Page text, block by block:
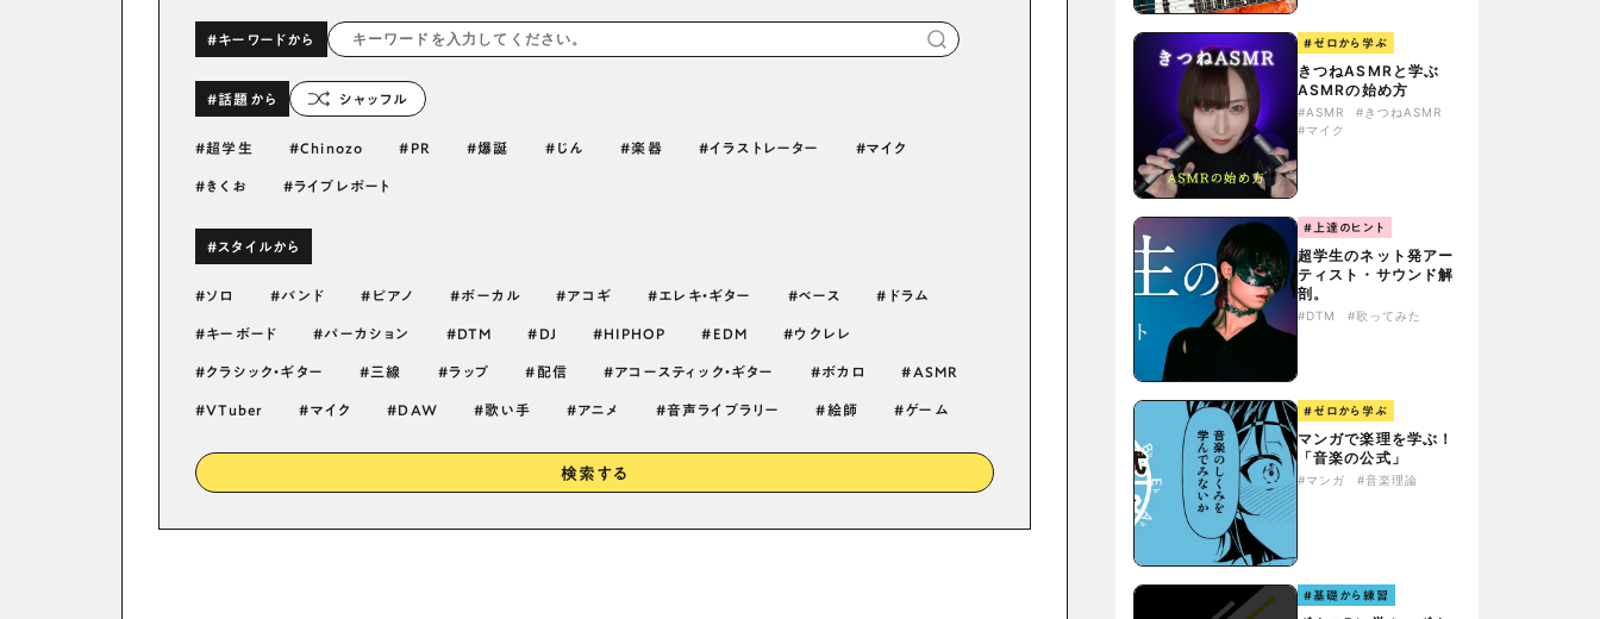
#キーワードから
#話題から シャッフル
超学生 Chinozo PR 爆誕 じん 楽器 イラストレーター マイク
きくお ライブレポート
#スタイルから
ソロ バンド ピアノ ボーカル アコギ エレキ・ギター ベース ドラム
キーボード パーカション DTM DJ HIPHOP EDM ウクレレ
クラシック・ギター 三線 ラップ 配信 アコースティック・ギター ボカロ ASMR
VTuber マイク DAW 歌い手 アニメ 音声ライブラリー 絵師 ゲーム
検索する
#ゼロから学ぶ
きつねASMRと学ぶ
ASMRの始め方
#ASMR
#きつねASMR
#マイク
#上達のヒント
超学生のネット発アー
ティスト・サウンド解
剖。
#DTM #歌ってみた
#ゼロから学ぶ
マンガで楽理を学ぶ！
「音楽の公式」
#マンガ #音楽理論
#基礎から練習